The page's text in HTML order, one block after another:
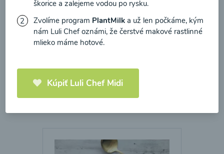
škorice a zalejeme vodou po rysku.
Zvolíme program PlantMilk a už len počkáme, kým
nám Luli Chef oznámi, že čerstvé makové rastlinné
mlieko máme hotové.
Kúpiť Luli Chef Midi